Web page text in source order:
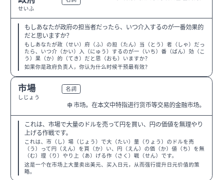
せいふ
もしあなたが政府の担当者だったら、いつ介入するのが一番効果的
だと思いますか？
もしあなたが政（せい）府（ふ）の担（たん）当（とう）者（しゃ）だっ
たら、いつ介（かい）入（にゅう）するのが一（いち）番（ばん）効（こ
う）果（か）的（てき）だと思（おも）いますか？
如果你是政府负责人，你认为什么时候干预最有效？
市場
しじょう
名詞
中 市场。在本文中特指进行货币等交易的金融市场。
これは、市場で大量のドルを売って円を買い、円の価値を無理やり
上げる作戦です。
これは、市（し）場（じょう）で大（たい）量（りょう）のドルを売
（う）って円（えん）を買（か）い、円（えん）の価（か）値（ち）を無
（む）理（り）やり上（あ）げる作（さく）戦（せん）です。
这是一个在市场上大量卖出美元、买入日元，从而强行提升日元价值的策
略。